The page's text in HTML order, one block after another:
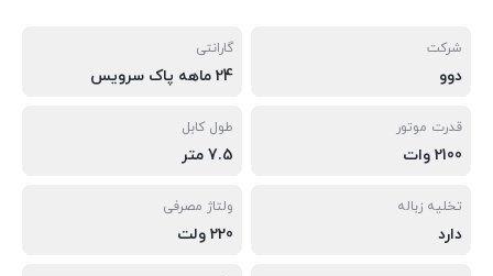
شرکت
دوو
گارانتی
24 ماهه پاک سرویس
قدرت موتور
2100 وات
طول کابل
7.5 متر
تخلیه زباله
دارد
ولتاژ مصرفی
220 ولت